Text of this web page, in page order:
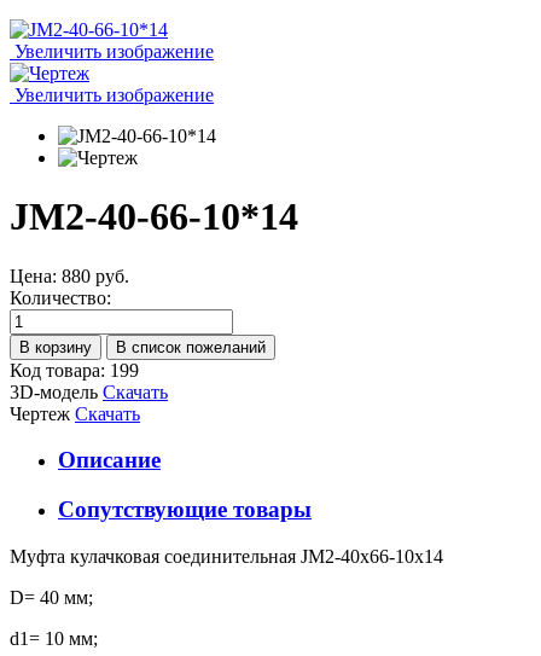
Увеличить изображение
Увеличить изображение
JM2-40-66-10*14
Цена: 880 руб.
Количество:
Код товара: 199
3D-модель Скачать
Чертеж Скачать
Описание
Сопутствующие товары
Муфта кулачковая соединительная JM2-40x66-10x14
D= 40 мм;
d1= 10 мм;